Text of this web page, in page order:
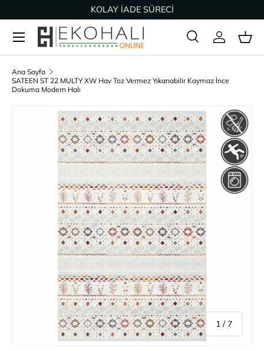
İçeriğe geç
KOLAY İADE SÜRECİ
Arama
Ürün türü
Ara Giriş Yap
Ana Sayfa
SATEEN ST 22 MULTY XW Hav Toz Vermez Yıkanabilir Kaymaz İnce
Dokuma Modern Halı
Ürün bilgisine geç
1 / /7